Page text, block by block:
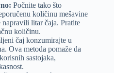
Počnite tako što
količinu mešavine
litar čaja. Pratite
količinu.
čaj konzumirajte u
Ova metoda pomaže da
sastojaka,